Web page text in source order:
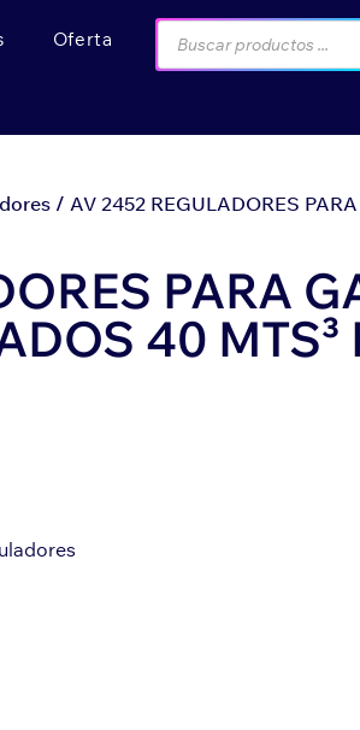
Oferta
/ AV 2452 REGULADORES
PARA
40 MTS³